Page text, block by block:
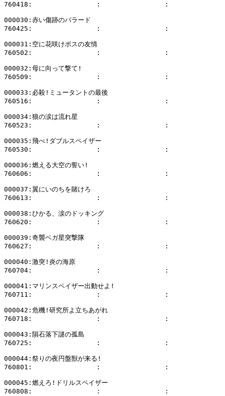
760418:                :                :
000030:赤い傷跡のバラード
760425:                :                :
000031:空に花咲けボスの友情
760502:                :                :
000032:母に向って撃て!
760509:                :                :
000033:必殺!ミュータントの最後
760516:                :                :
000034:狼の涙は流れ星
760523:                :                :
000035:飛べ!ダブルスペイザー
760530:                :                :
000036:燃える大空の誓い!
760606:                :                :
000037:翼にいのちを賭けろ
760613:                :                :
000038:ひかる、涙のドッキング
760620:                :                :
000039:奇襲ベガ星突撃隊
760627:                :                :
000040:激突!炎の海原
760704:                :                :
000041:マリンスペイザー出動せよ!
760711:                :                :
000042:危機!研究所よ立ちあがれ
760718:                :                :
000043:隕石落下謎の孤島
760725:                :                :
000044:祭りの夜円盤獣が来る!
760801:                :                :
000045:燃えろ!ドリルスペイザー
760808:                :                :